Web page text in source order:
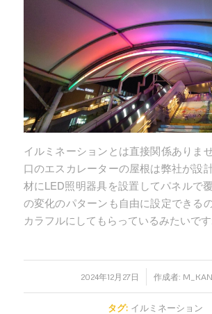
イルミネーションとは直接関係ありま
口のエスカレーターの屋根は弊社が設
材にLED照明器具を設置してパネルで
の変化のパターンも自由に設定できる
カラフルにしてもらっているみたいです
2024年12月27日
/ 作成者:
タグ: イルミネーション